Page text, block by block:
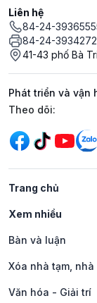
Liên hệ
84-24-
84-24-
41-43 phố Bà
Phát triển và vận
Mạng xã
Theo dõi:
Trang chủ
Xem nhiều
Bàn và luận
Xóa nhà tạm,
Văn hóa - Giải trí